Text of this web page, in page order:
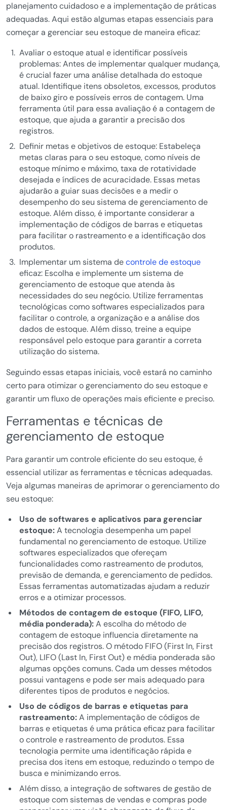
planejamento cuidadoso e a implementação de práticas
adequadas. Aqui estão algumas etapas essenciais para
começar a gerenciar seu estoque de maneira eficaz:
Avaliar o estoque atual e identificar possíveis
problemas: Antes de implementar qualquer mudança,
é crucial fazer uma análise detalhada do estoque
atual. Identifique itens obsoletos, excessos, produtos
de baixo giro e possíveis erros de contagem. Uma
ferramenta útil para essa avaliação é a contagem de
estoque, que ajuda a garantir a precisão dos
registros.
Definir metas e objetivos de estoque: Estabeleça
metas claras para o seu estoque, como níveis de
estoque mínimo e máximo, taxa de rotatividade
desejada e índices de acuracidade. Essas metas
ajudarão a guiar suas decisões e a medir o
desempenho do seu sistema de gerenciamento de
estoque. Além disso, é importante considerar a
implementação de códigos de barras e etiquetas
para facilitar o rastreamento e a identificação dos
produtos.
Implementar um sistema decontrole de estoque
eficaz: Escolha e implemente um sistema de
gerenciamento de estoque que atenda às
necessidades do seu negócio. Utilize ferramentas
tecnológicas como softwares especializados para
facilitar o controle, a organização e a análise dos
dados de estoque. Além disso, treine a equipe
responsável pelo estoque para garantir a correta
utilização do sistema.
Seguindo essas etapas iniciais, você estará no caminho
certo para otimizar o gerenciamento do seu estoque e
garantir um fluxo de operações mais eficiente e preciso.
Ferramentas e técnicas de
gerenciamento de estoque
Para garantir um controle eficiente do seu estoque, é
essencial utilizar as ferramentas e técnicas adequadas.
Veja algumas maneiras de aprimorar o gerenciamento do
seu estoque:
Uso de softwares e aplicativos para gerenciar
estoque:A tecnologia desempenha um papel
fundamental no gerenciamento de estoque. Utilize
softwares especializados que ofereçam
funcionalidades como rastreamento de produtos,
previsão de demanda, e gerenciamento de pedidos.
Essas ferramentas automatizadas ajudam a reduzir
erros e a otimizar processos.
Métodos de contagem de estoque (FIFO, LIFO,
média ponderada):A escolha do método de
contagem de estoque influencia diretamente na
precisão dos registros. O método FIFO (First In, First
Out), LIFO (Last In, First Out) e média ponderada são
algumas opções comuns. Cada um desses métodos
possui vantagens e pode ser mais adequado para
diferentes tipos de produtos e negócios.
Uso de códigos de barras e etiquetas para
rastreamento:A implementação de códigos de
barras e etiquetas é uma prática eficaz para facilitar
o controle e rastreamento de produtos. Essa
tecnologia permite uma identificação rápida e
precisa dos itens em estoque, reduzindo o tempo de
busca e minimizando erros.
Além disso, a integração de softwares de gestão de
estoque com sistemas de vendas e compras pode